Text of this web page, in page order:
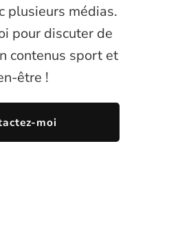
plusieurs médias.
pour discuter de
contenus sport et
être !
moi